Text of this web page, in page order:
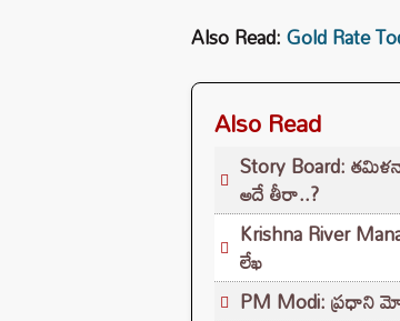
Also Read:Gold Rate
Also Read
Story Board:
అదే తీరా..?
Krishna River
లేఖ
PM Modi: ప్రధాని